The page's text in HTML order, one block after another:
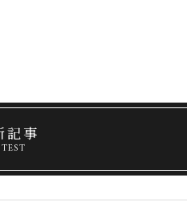
記事